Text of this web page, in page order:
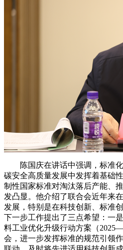
陈国庆在讲话中强调，标准化
碳安全高质量发展中发挥着基础
制性国家标准对淘汰落后产能、
发凸显。他介绍了联合会近年来
发展，特别是在科技创新、标准
下一步工作提出了三点希望：一
料工业优化升级行动方案（
会，进一步发挥标准的规范引领